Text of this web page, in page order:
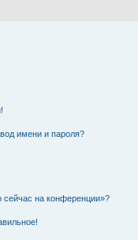
имени и пароля?
сейчас на конференции»?